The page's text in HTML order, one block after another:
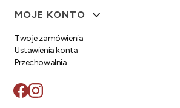
MOJE KONTO
Twoje zamówienia
Ustawienia konta
Przechowalnia